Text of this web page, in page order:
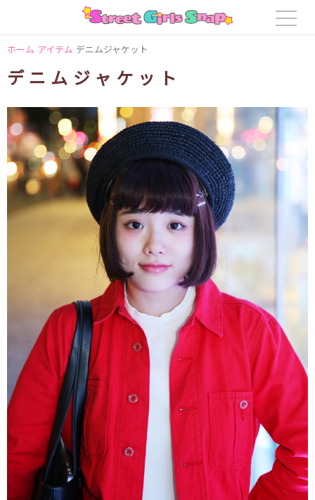
ホーム アイテム デニムジャケット
デニムジャケット